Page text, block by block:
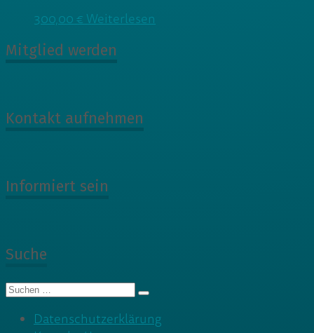
300,00 € Weiterlesen
Mitglied werden
Kontakt aufnehmen
Informiert sein
Suche
Suche
Datenschutzerklärung